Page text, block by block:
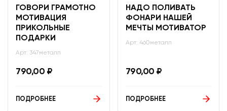
ГОВОРИ ГРАМОТНО
МОТИВАЦИЯ
ПРИКОЛЬНЫЕ
ПОДАРКИ
Арт: 347металл
790,00 ₽
ПОДРОБНЕЕ
НАДО ПОЛИВАТЬ
ФОНАРИ НАШЕЙ
МЕЧТЫ МОТИВАТОР
Арт: 460металл
790,00 ₽
ПОДРОБНЕЕ